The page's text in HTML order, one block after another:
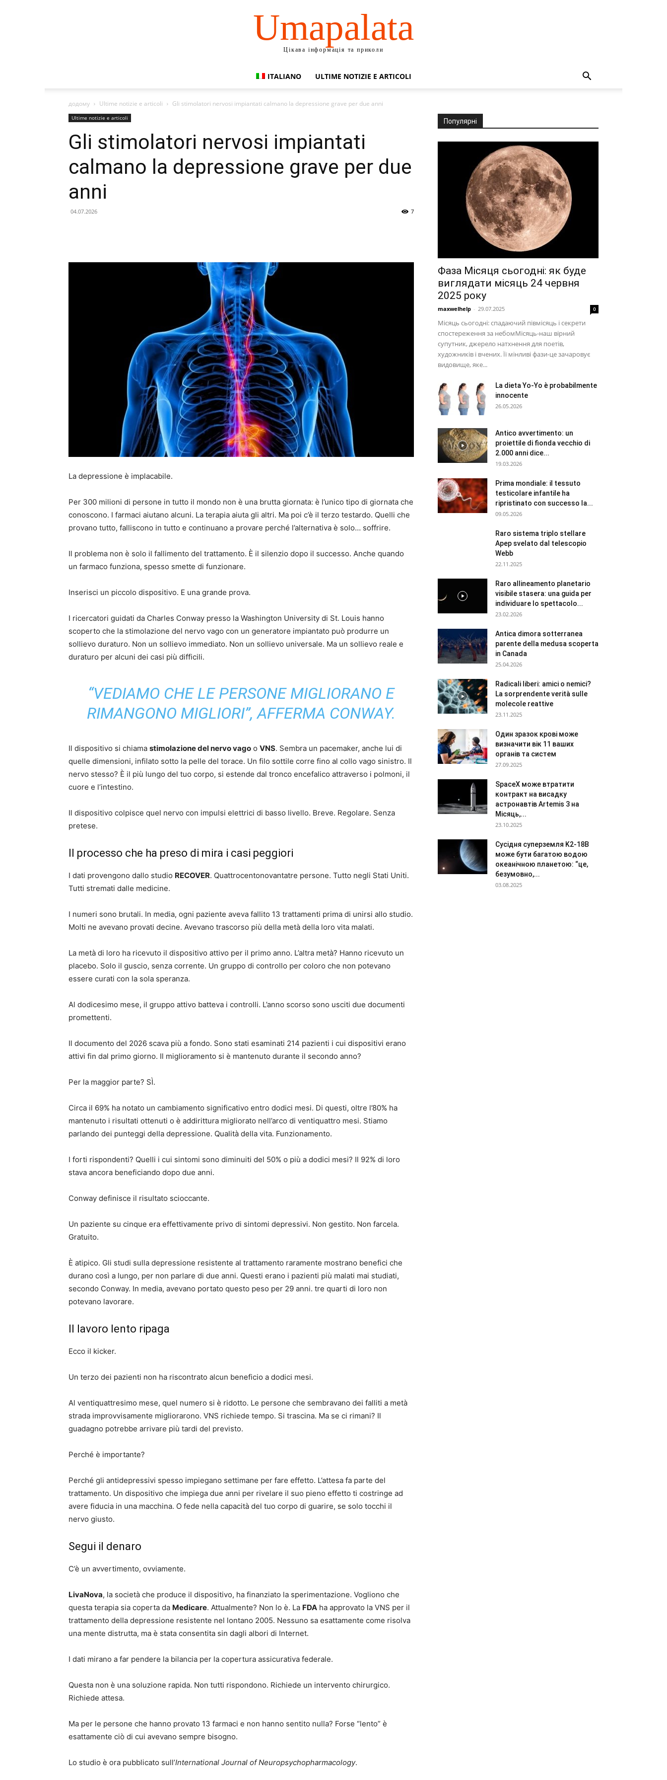
Umapalata
Цікава інформація та приколи
ITALIANO ULTIME NOTIZIE E ARTICOLI
додому Ultime notizie e articoli Gli stimolatori nervosi impiantati calmano la depressione grave per due anni
Ultime notizie e articoli
Gli stimolatori nervosi impiantati
calmano la depressione grave per due
anni
04.07.2026 7
La depressione è implacabile.
Per 300 milioni di persone in tutto il mondo non è una brutta giornata: è l’unico tipo di giornata che
conoscono. I farmaci aiutano alcuni. La terapia aiuta gli altri. Ma poi c’è il terzo testardo. Quelli che
provano tutto, falliscono in tutto e continuano a provare perché l’alternativa è solo… soffrire.
Il problema non è solo il fallimento del trattamento. È il silenzio dopo il successo. Anche quando
un farmaco funziona, spesso smette di funzionare.
Inserisci un piccolo dispositivo. E una grande prova.
I ricercatori guidati da Charles Conway presso la Washington University di St. Louis hanno
scoperto che la stimolazione del nervo vago con un generatore impiantato può produrre un
sollievo duraturo. Non un sollievo immediato. Non un sollievo universale. Ma un sollievo reale e
duraturo per alcuni dei casi più difficili.
“VEDIAMO CHE LE PERSONE MIGLIORANO E
RIMANGONO MIGLIORI”, AFFERMA CONWAY.
Il dispositivo si chiama stimolazione del nervo vago o VNS. Sembra un pacemaker, anche lui di
quelle dimensioni, infilato sotto la pelle del torace. Un filo sottile corre fino al collo vago sinistro. Il
nervo stesso? È il più lungo del tuo corpo, si estende dal tronco encefalico attraverso i polmoni, il
cuore e l’intestino.
Il dispositivo colpisce quel nervo con impulsi elettrici di basso livello. Breve. Regolare. Senza
pretese.
Il processo che ha preso di mira i casi peggiori
I dati provengono dallo studio RECOVER. Quattrocentonovantatre persone. Tutto negli Stati Uniti.
Tutti stremati dalle medicine.
I numeri sono brutali. In media, ogni paziente aveva fallito 13 trattamenti prima di unirsi allo studio.
Molti ne avevano provati decine. Avevano trascorso più della metà della loro vita malati.
La metà di loro ha ricevuto il dispositivo attivo per il primo anno. L’altra metà? Hanno ricevuto un
placebo. Solo il guscio, senza corrente. Un gruppo di controllo per coloro che non potevano
essere curati con la sola speranza.
Al dodicesimo mese, il gruppo attivo batteva i controlli. L’anno scorso sono usciti due documenti
promettenti.
Il documento del 2026 scava più a fondo. Sono stati esaminati 214 pazienti i cui dispositivi erano
attivi fin dal primo giorno. Il miglioramento si è mantenuto durante il secondo anno?
Per la maggior parte? SÌ.
Circa il 69% ha notato un cambiamento significativo entro dodici mesi. Di questi, oltre l’80% ha
mantenuto i risultati ottenuti o è addirittura migliorato nell’arco di ventiquattro mesi. Stiamo
parlando dei punteggi della depressione. Qualità della vita. Funzionamento.
I forti rispondenti? Quelli i cui sintomi sono diminuiti del 50% o più a dodici mesi? Il 92% di loro
stava ancora beneficiando dopo due anni.
Conway definisce il risultato scioccante.
Un paziente su cinque era effettivamente privo di sintomi depressivi. Non gestito. Non farcela.
Gratuito.
È atipico. Gli studi sulla depressione resistente al trattamento raramente mostrano benefici che
durano così a lungo, per non parlare di due anni. Questi erano i pazienti più malati mai studiati,
secondo Conway. In media, avevano portato questo peso per 29 anni. tre quarti di loro non
potevano lavorare.
Il lavoro lento ripaga
Ecco il kicker.
Un terzo dei pazienti non ha riscontrato alcun beneficio a dodici mesi.
Al ventiquattresimo mese, quel numero si è ridotto. Le persone che sembravano dei falliti a metà
strada improvvisamente migliorarono. VNS richiede tempo. Si trascina. Ma se ci rimani? Il
guadagno potrebbe arrivare più tardi del previsto.
Perché è importante?
Perché gli antidepressivi spesso impiegano settimane per fare effetto. L’attesa fa parte del
trattamento. Un dispositivo che impiega due anni per rivelare il suo pieno effetto ti costringe ad
avere fiducia in una macchina. O fede nella capacità del tuo corpo di guarire, se solo tocchi il
nervo giusto.
Segui il denaro
C’è un avvertimento, ovviamente.
LivaNova, la società che produce il dispositivo, ha finanziato la sperimentazione. Vogliono che
questa terapia sia coperta da Medicare. Attualmente? Non lo è. La FDA ha approvato la VNS per il
trattamento della depressione resistente nel lontano 2005. Nessuno sa esattamente come risolva
una mente distrutta, ma è stata consentita sin dagli albori di Internet.
I dati mirano a far pendere la bilancia per la copertura assicurativa federale.
Questa non è una soluzione rapida. Non tutti rispondono. Richiede un intervento chirurgico.
Richiede attesa.
Ma per le persone che hanno provato 13 farmaci e non hanno sentito nulla? Forse “lento” è
esattamente ciò di cui avevano sempre bisogno.
Lo studio è ora pubblicato sull’International Journal of Neuropsychopharmacology.
Популярні
Фаза Місяця сьогодні: як буде
виглядати місяць 24 червня
2025 року
maxwelhelp - 29.07.2025 0
Місяць сьогодні: спадаючий півмісяць і секрети
спостереження за небомМісяць-наш вірний
супутник, джерело натхнення для поетів,
художників і вчених. Її мінливі фази-це зачаровує
видовище, яке...
La dieta Yo-Yo è probabilmente
innocente
26.05.2026
Antico avvertimento: un
proiettile di fionda vecchio di
2.000 anni dice...
19.03.2026
Prima mondiale: il tessuto
testicolare infantile ha
ripristinato con successo la...
09.05.2026
Raro sistema triplo stellare
Apep svelato dal telescopio
Webb
22.11.2025
Raro allineamento planetario
visibile stasera: una guida per
individuare lo spettacolo...
23.02.2026
Antica dimora sotterranea
parente della medusa scoperta
in Canada
25.04.2026
Radicali liberi: amici o nemici?
La sorprendente verità sulle
molecole reattive
23.11.2025
Один зразок крові може
визначити вік 11 ваших
органів та систем
27.09.2025
SpaceX може втратити
контракт на висадку
астронавтів Artemis 3 на
Місяць,...
23.10.2025
Сусідня суперземля K2-18B
може бути багатою водою
океанічною планетою: “це,
безумовно,...
03.08.2025